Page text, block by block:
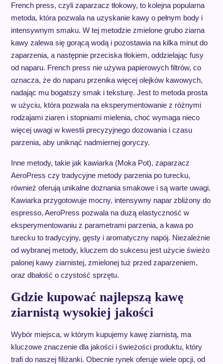
French press, czyli zaparzacz tłokowy, to kolejna popularna
metoda, która pozwala na uzyskanie kawy o pełnym body i
intensywnym smaku. W tej metodzie zmielone grubo ziarna
kawy zalewa się gorącą wodą i pozostawia na kilka minut do
zaparzenia, a następnie przeciska tłokiem, oddzielając fusy
od naparu. French press nie używa papierowych filtrów, co
oznacza, że do naparu przenika więcej olejków kawowych,
nadając mu bogatszy smak i teksturę. Jest to metoda prosta
w użyciu, która pozwala na eksperymentowanie z różnymi
rodzajami ziaren i stopniami mielenia, choć wymaga nieco
więcej uwagi w kwestii precyzyjnego dozowania i czasu
parzenia, aby uniknąć nadmiernej goryczy.
Inne metody, takie jak kawiarka (Moka Pot), zaparzacz
AeroPress czy tradycyjne metody parzenia po turecku,
również oferują unikalne doznania smakowe i są warte uwagi.
Kawiarka przygotowuje mocny, intensywny napar zbliżony do
espresso, AeroPress pozwala na dużą elastyczność w
eksperymentowaniu z parametrami parzenia, a kawa po
turecku to tradycyjny, gęsty i aromatyczny napój. Niezależnie
od wybranej metody, kluczem do sukcesu jest użycie świeżo
palonej kawy ziarnistej, zmielonej tuż przed zaparzeniem,
oraz dbałość o czystość sprzętu.
Gdzie kupować najlepszą kawę
ziarnistą wysokiej jakości
Wybór miejsca, w którym kupujemy kawę ziarnistą, ma
kluczowe znaczenie dla jakości i świeżości produktu, który
trafi do naszej filiżanki. Obecnie rynek oferuje wiele opcji, od